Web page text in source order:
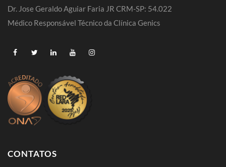
Dr. Jose Geraldo Aguiar Faria JR CRM-SP: 54.022
Médico Responsável Técnico da Clínica Genics
CONTATOS